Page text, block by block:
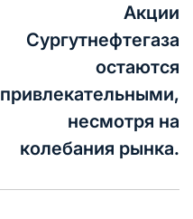
Акции
Сургутнефтегаза
остаются
привлекательными,
несмотря на
колебания рынка.